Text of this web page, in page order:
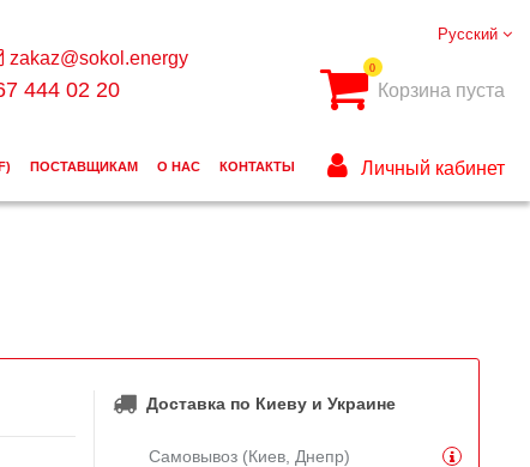
Доставка по Киеву и Украине
Самовывоз (Киев, Днепр)
Русский
zakaz@sokol.energy
444 02 20
0
Корзина пуста
ПОСТАВЩИКАМ О НАС КОНТАКТЫ Личный кабинет